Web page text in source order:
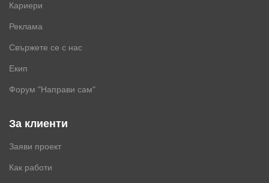
Кариери
Реклама
Свържете се с нас
Екип
Форум "Направи сам"
За клиенти
Заяви проект
Как работи